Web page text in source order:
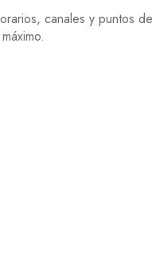
canales y puntos